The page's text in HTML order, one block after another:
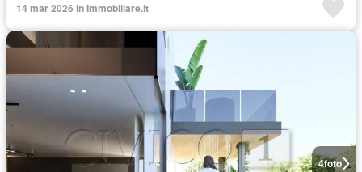
14 mar 2026 in Immobiliare.it
4foto